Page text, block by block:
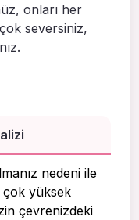
onları her
seversiniz,
nedeni ile
yüksek
çevrenizdeki